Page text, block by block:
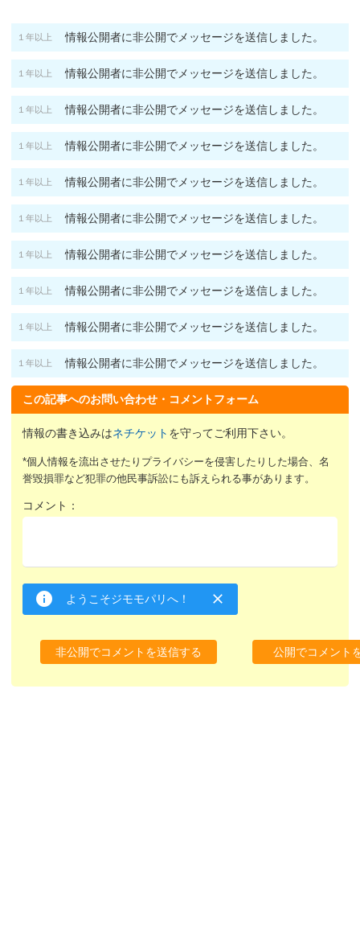
１年以上 情報公開者に非公開でメッセージを送信しました。
１年以上 情報公開者に非公開でメッセージを送信しました。
１年以上 情報公開者に非公開でメッセージを送信しました。
１年以上 情報公開者に非公開でメッセージを送信しました。
１年以上 情報公開者に非公開でメッセージを送信しました。
１年以上 情報公開者に非公開でメッセージを送信しました。
１年以上 情報公開者に非公開でメッセージを送信しました。
１年以上 情報公開者に非公開でメッセージを送信しました。
１年以上 情報公開者に非公開でメッセージを送信しました。
１年以上 情報公開者に非公開でメッセージを送信しました。
この記事へのお問い合わせ・コメントフォーム
情報の書き込みはネチケット を守ってご利用下さい。
*個人情報を流出させたりプライバシーを侵害したりした場合、名
誉毀損罪など犯罪の他民事訴訟にも訴えられる事があります。
コメント：
ようこそジモモパリへ！
非公開でコメントを送信する 公開でコメント